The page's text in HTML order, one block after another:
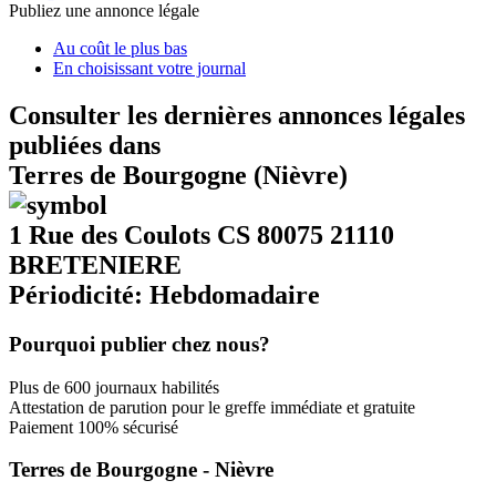
Publiez une annonce légale
Au coût le plus bas
En choisissant votre journal
Consulter les dernières annonces légales
publiées dans
Terres de Bourgogne (Nièvre)
1 Rue des Coulots CS 80075 21110
BRETENIERE
Périodicité: Hebdomadaire
Pourquoi publier chez nous?
Plus de 600 journaux habilités
Attestation de parution pour le greffe immédiate et gratuite
Paiement 100% sécurisé
Terres de Bourgogne - Nièvre